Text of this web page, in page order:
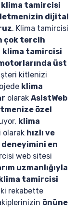
klima tamircisi
dijital
. Klima tamircisi
çok tercih
klima tamircisi
üst
kitlenizi
klima
olarak AsistWeb
özel
klima
olarak hızlı ve
deneyimini en
web sitesi
uzmanlığıyla
tamircisi
rekabette
önüne